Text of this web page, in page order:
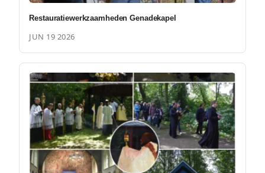
Restauratiewerkzaamheden Genadekapel
JUN 19 2026